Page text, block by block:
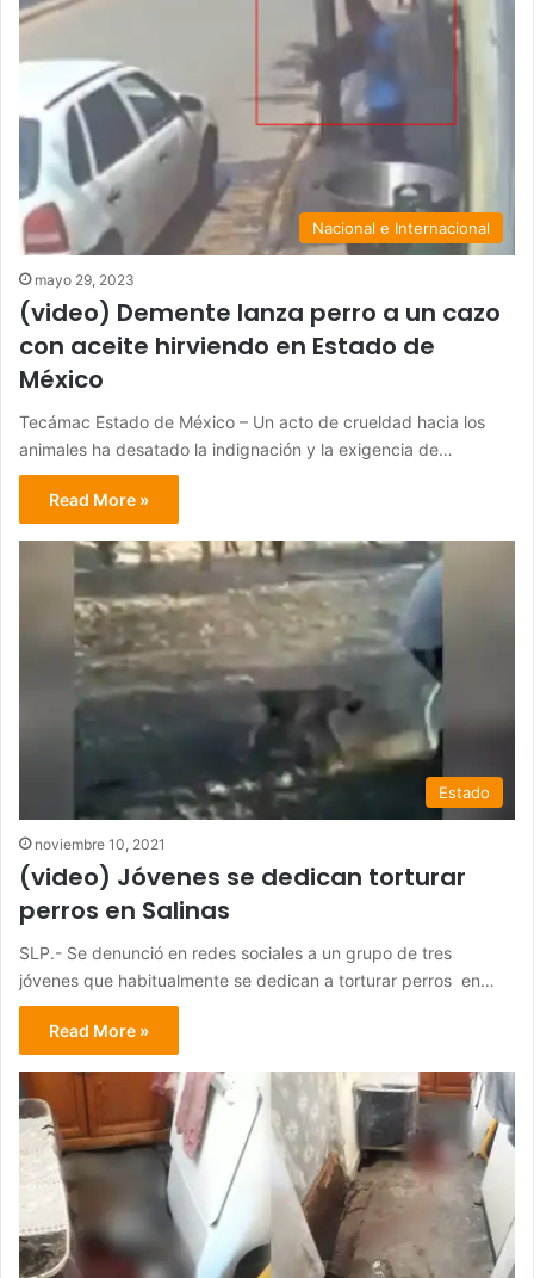
Nacional e Internacional
mayo 29, 2023
(video) Demente lanza perro a un cazo
con aceite hirviendo en Estado de
México
Tecámac Estado de México – Un acto de crueldad hacia los
animales ha desatado la indignación y la exigencia de…
Read More »
Estado
noviembre 10, 2021
(video) Jóvenes se dedican torturar
perros en Salinas
SLP.- Se denunció en redes sociales a un grupo de tres
jóvenes que habitualmente se dedican a torturar perros en…
Read More »